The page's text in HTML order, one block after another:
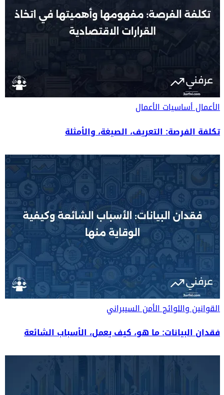
الأعمالأساسيات الأعمال
تكلفة الفرصة: التعريف، الصيغة، والأمثلة
القوانين واللوائحالأمن السيبراني
فقدان البيانات: ما هو، كيف يعمل، الأسباب الشائعة